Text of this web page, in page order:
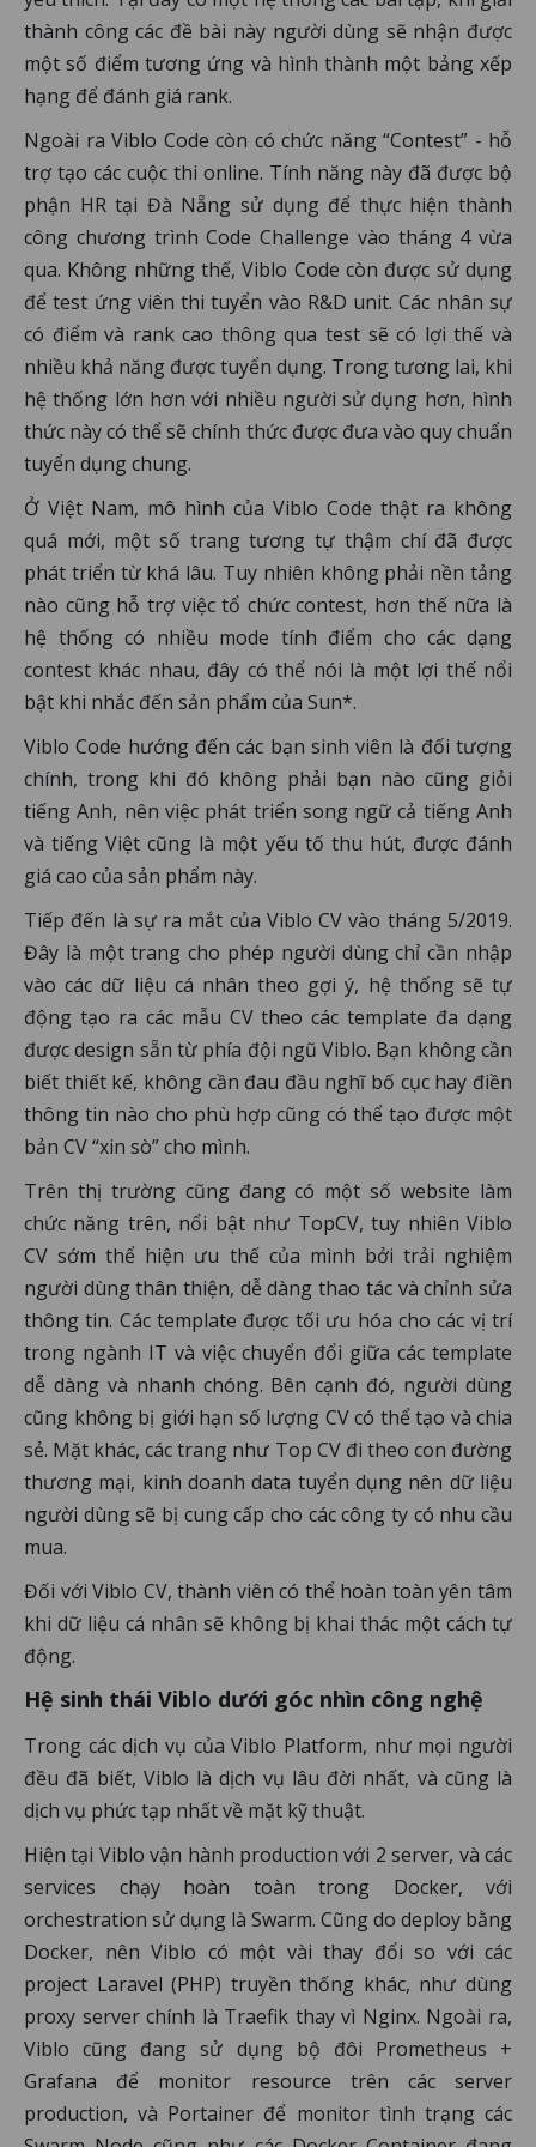
thành công các đề bài này người dùng sẽ nhận được
một số điểm tương ứng và hình thành một bảng xếp
hạng để đánh giá rank.
Ngoài ra Viblo Code còn có chức năng “Contest” - hỗ
trợ tạo các cuộc thi online. Tính năng này đã được bộ
phận HR tại Đà Nẵng sử dụng để thực hiện thành
công chương trình Code Challenge vào tháng 4 vừa
qua. Không những thế, Viblo Code còn được sử dụng
để test ứng viên thi tuyển vào R&D unit. Các nhân sự
có điểm và rank cao thông qua test sẽ có lợi thế và
nhiều khả năng được tuyển dụng. Trong tương lai, khi
hệ thống lớn hơn với nhiều người sử dụng hơn, hình
thức này có thể sẽ chính thức được đưa vào quy chuẩn
tuyển dụng chung.
Ở Việt Nam, mô hình của Viblo Code thật ra không
quá mới, một số trang tương tự thậm chí đã được
phát triển từ khá lâu. Tuy nhiên không phải nền tảng
nào cũng hỗ trợ việc tổ chức contest, hơn thế nữa là
hệ thống có nhiều mode tính điểm cho các dạng
contest khác nhau, đây có thể nói là một lợi thế nổi
bật khi nhắc đến sản phẩm của Sun*.
Viblo Code hướng đến các bạn sinh viên là đối tượng
chính, trong khi đó không phải bạn nào cũng giỏi
tiếng Anh, nên việc phát triển song ngữ cả tiếng Anh
và tiếng Việt cũng là một yếu tố thu hút, được đánh
giá cao của sản phẩm này.
Tiếp đến là sự ra mắt của Viblo CV vào tháng 5/2019.
Đây là một trang cho phép người dùng chỉ cần nhập
vào các dữ liệu cá nhân theo gợi ý, hệ thống sẽ tự
động tạo ra các mẫu CV theo các template đa dạng
được design sẵn từ phía đội ngũ Viblo. Bạn không cần
biết thiết kế, không cần đau đầu nghĩ bố cục hay điền
thông tin nào cho phù hợp cũng có thể tạo được một
bản CV “xin sò” cho mình.
Trên thị trường cũng đang có một số website làm
chức năng trên, nổi bật như TopCV, tuy nhiên Viblo
CV sớm thể hiện ưu thế của mình bởi trải nghiệm
người dùng thân thiện, dễ dàng thao tác và chỉnh sửa
thông tin. Các template được tối ưu hóa cho các vị trí
trong ngành IT và việc chuyển đổi giữa các template
dễ dàng và nhanh chóng. Bên cạnh đó, người dùng
cũng không bị giới hạn số lượng CV có thể tạo và chia
sẻ. Mặt khác, các trang như Top CV đi theo con đường
thương mại, kinh doanh data tuyển dụng nên dữ liệu
người dùng sẽ bị cung cấp cho các công ty có nhu cầu
mua.
Đối với Viblo CV, thành viên có thể hoàn toàn yên tâm
khi dữ liệu cá nhân sẽ không bị khai thác một cách tự
động.
Hệ sinh thái Viblo dưới góc nhìn công nghệ
Trong các dịch vụ của Viblo Platform, như mọi người
đều đã biết, Viblo là dịch vụ lâu đời nhất, và cũng là
dịch vụ phức tạp nhất về mặt kỹ thuật.
Hiện tại Viblo vận hành production với 2 server, và các
services chạy hoàn toàn trong Docker, với
orchestration sử dụng là Swarm. Cũng do deploy bằng
Docker, nên Viblo có một vài thay đổi so với các
project Laravel (PHP) truyền thống khác, như dùng
proxy server chính là Traefik thay vì Nginx. Ngoài ra,
Viblo cũng đang sử dụng bộ đôi Prometheus +
Grafana để monitor resource trên các server
production, và Portainer để monitor tình trạng các